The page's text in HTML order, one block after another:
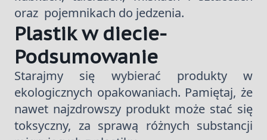
oraz pojemnikach do jedzenia.
Plastik w diecie-
Podsumowanie
Starajmy się wybierać produkty w
ekologicznych opakowaniach. Pamiętaj, że
nawet najzdrowszy produkt może stać się
toksyczny, za sprawą różnych substancji